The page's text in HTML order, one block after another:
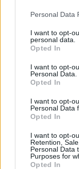
negar su
de su
rechazar tal
cualquier
visitando nuestra
Personal Data
I want to opt-
personal data.
Opted In
I want to opt-
Personal Data.
Opted In
I want to opt-
Personal Data
Opted In
I want to opt-
Retention,
Personal Data
Purposes for
Opted In